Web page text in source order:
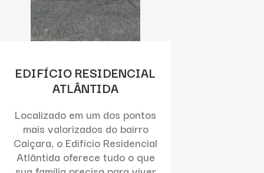
EDIFÍCIO RESIDENCIAL
ATLÂNTIDA
Localizado em um dos pontos
mais valorizados do bairro
Caiçara, o Edifício Residencial
Atlântida oferece tudo o que